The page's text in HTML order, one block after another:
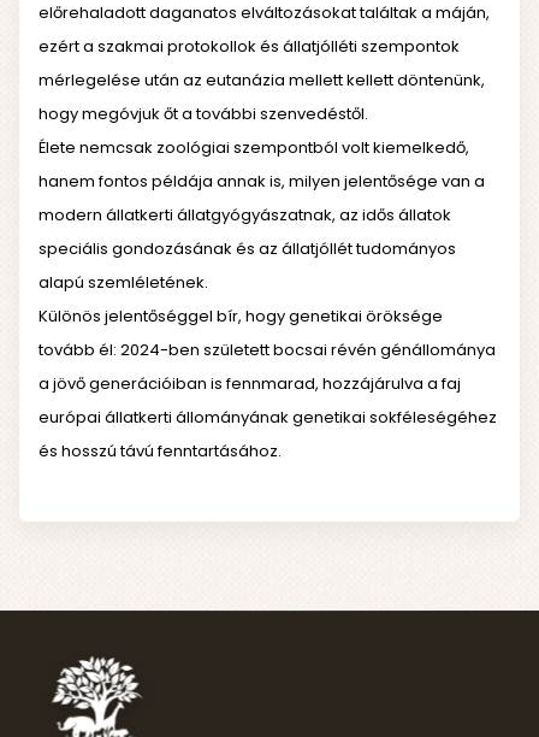
előrehaladott daganatos elváltozásokat találtak a máján,
ezért a szakmai protokollok és állatjólléti szempontok
mérlegelése után az eutanázia mellett kellett döntenünk,
hogy megóvjuk őt a további szenvedéstől.
Élete nemcsak zoológiai szempontból volt kiemelkedő,
hanem fontos példája annak is, milyen jelentősége van a
modern állatkerti állatgyógyászatnak, az idős állatok
speciális gondozásának és az állatjóllét tudományos
alapú szemléletének.
Különös jelentőséggel bír, hogy genetikai öröksége
tovább él: 2024-ben született bocsai révén génállománya
a jövő generációiban is fennmarad, hozzájárulva a faj
európai állatkerti állományának genetikai sokféleségéhez
és hosszú távú fenntartásához.